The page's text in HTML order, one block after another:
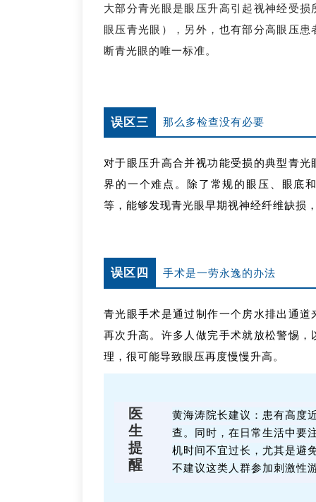
大部分青光眼是眼压升高引起视神经受
眼压青光眼），另外，也有部分高眼压
断青光眼的唯一标准。
误区三 那么多检查没有必要
对于眼压升高合并视功能受损的典型青
界的一个难点。除了常规的眼压、眼底
等，能够发现青光眼早期视神经纤维缺损
误区四 手术是一劳永逸的办法
青光眼手术是通过制作一个房水排出通
再次升高。许多人做完手术就放松警惕
理，很可能导致眼压再度慢慢升高。
医
生
提
醒
黄海涛院长建议： 患有高度
查。 同时，在日常生活中要
机时间不宜过长，尤其是避
不建议这类人群参加刺激性